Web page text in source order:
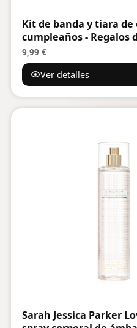
Kit de banda y tiara
cumpleaños - Regalos
mujeres - Banda y
rosa)
9,99 €
Ver detalles
Sarah Jessica Parker